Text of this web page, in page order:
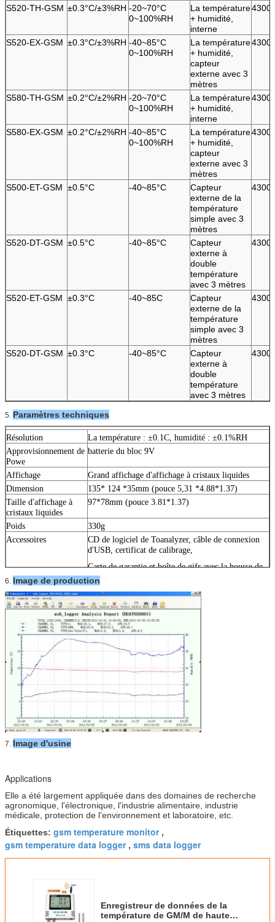
S520-TH-GSM ±0.3°C/±3%RH -20~70°C
0~100%RH
La température
+ humidité,
interne
S520-EX-GSM ±0.3°C/±3%RH -40~85°C
0~100%RH
La température
+ humidité,
capteur
externe avec 3
mètres
S580-TH-GSM ±0.2°C/±2%RH -20~70°C
0~100%RH
La température
+ humidité,
interne
S580-EX-GSM ±0.2°C/±2%RH -40~85°C
0~100%RH
La température
+ humidité,
capteur
externe avec 3
mètres
S500-ET-GSM ±0.5°C -40~85°C
Capteur
externe de la
température
simple avec 3
mètres
S520-DT-GSM ±0.5°C -40~85°C
Capteur
externe à
double
température
avec 3 mètres
S520-ET-GSM ±0.3°C -40~85C
Capteur
externe de la
température
simple avec 3
mètres
S520-DT-GSM ±0.3°C -40~85°C
Capteur
externe à
double
température
avec 3 mètres
5. Paramètres techniques
Résolution
La température : ±0.1C, humidité : ±0.1%RH
Approvisionnement de
Powe
batterie du bloc 9V
Affichage
Grand affichage d'affichage à cristaux liquides
Dimension
135* 124 *35mm (pouce 5,31 *4.88*1.37)
Taille d'affichage à
cristaux liquides
97*78mm (pouce 3.81*1.37)
Poids
330g
Accessoires
CD de logiciel de Toanalyzer, câble de connexion
d'USB, certificat de calibrage,
Carte de garantie et boîte de gifr avec la housse de
transport.
Interface USB (U)
6. Image de production
7. Image d'usine
Applications
Elle a été largement appliquée dans des domaines de recherche
agronomique, l'électronique, l'industrie alimentaire, industrie
médicale, protection de l'environnement et laboratoire, etc.
Étiquettes: gsm temperature monitor,
gsm temperature data logger, sms data logger
Enregistreur de données de la
température de GM/M de haute